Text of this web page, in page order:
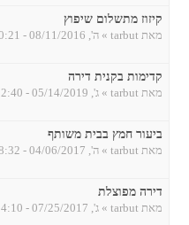
קיזוז מתשלום שיפוץ
מאת tarbut » ה', 08/11/2016 - 10:21
קדימות בקנית דירה
מאת tarbut » ג', 05/14/2019 - 12:40
ביעור חמץ בבית משותף
מאת tarbut » ה', 04/06/2017 - 08:32
דירה מפוצלת
מאת tarbut » ג', 07/25/2017 - 14:10